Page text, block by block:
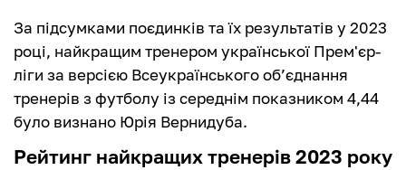
За підсумками поєдинків та їх результатів у 2023
році, найкращим тренером української Прем'єр-
ліги за версією Всеукраїнського об’єднання
тренерів з футболу із середнім показником 4,44
було визнано Юрія Вернидуба.
Рейтинг найкращих тренерів 2023 року